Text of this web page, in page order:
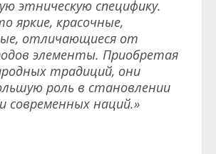
этническую специфику.
яркие, красочные,
отличающиеся от
элементы. Приобретая
традиций, они
роль в становлении
современных наций.»